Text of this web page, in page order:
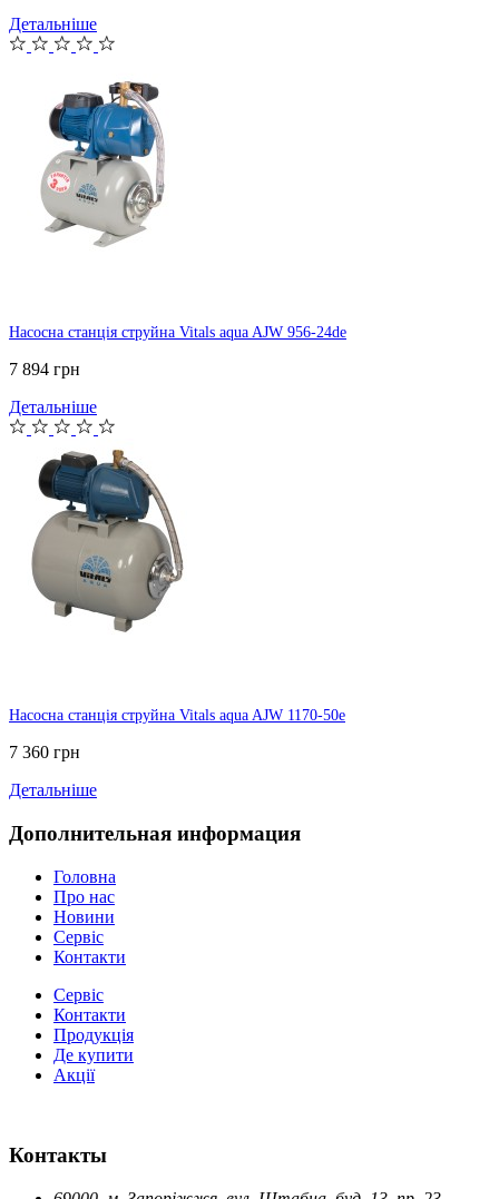
Детальніше
Насосна станція струйна Vitals aqua AJW 956-24de
7 894 грн
Детальніше
Насосна станція струйна Vitals aqua AJW 1170-50e
7 360 грн
Детальніше
Дополнительная информация
Головна
Про нас
Новини
Сервіс
Контакти
Сервіс
Контакти
Продукція
Де купити
Акції
Контакты